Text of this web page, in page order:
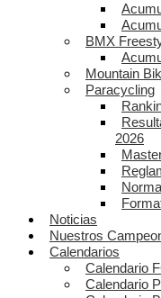
BMX
Mountain
Paracycling
2026
Noticias
Nuestros
Calendarios
Calendario
Calendario